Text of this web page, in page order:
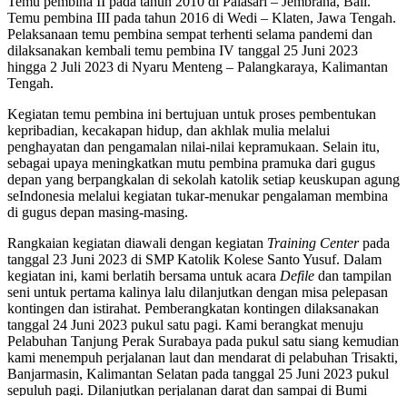
Temu pembina III pada tahun 2016 di Wedi – Klaten, Jawa Tengah.
Pelaksanaan temu pembina sempat terhenti selama pandemi dan
dilaksanakan kembali temu pembina IV tanggal 25 Juni 2023
hingga 2 Juli 2023 di Nyaru Menteng – Palangkaraya, Kalimantan
Tengah.
Kegiatan temu pembina ini bertujuan untuk proses pembentukan
kepribadian, kecakapan hidup, dan akhlak mulia melalui
penghayatan dan pengamalan nilai-nilai kepramukaan. Selain itu,
sebagai upaya meningkatkan mutu pembina pramuka dari gugus
depan yang berpangkalan di sekolah katolik setiap keuskupan agung
seIndonesia melalui kegiatan tukar-menukar pengalaman membina
di gugus depan masing-masing.
Rangkaian kegiatan diawali dengan kegiatan Training Centerpada
tanggal 23 Juni 2023 di SMP Katolik Kolese Santo Yusuf. Dalam
kegiatan ini, kami berlatih bersama untuk acara Defile dan tampilan
seni untuk pertama kalinya lalu dilanjutkan dengan misa pelepasan
kontingen dan istirahat. Pemberangkatan kontingen dilaksanakan
tanggal 24 Juni 2023 pukul satu pagi. Kami berangkat menuju
Pelabuhan Tanjung Perak Surabaya pada pukul satu siang kemudian
kami menempuh perjalanan laut dan mendarat di pelabuhan Trisakti,
Banjarmasin, Kalimantan Selatan pada tanggal 25 Juni 2023 pukul
sepuluh pagi. Dilanjutkan perjalanan darat dan sampai di Bumi